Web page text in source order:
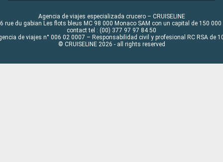
Agencia de viajes especializada crucero – CRUISELINE
rue du gabian Les flots bleus MC 98 000 Monaco SAM con un capital de 150 000
contact tel : (00) 377 97 97 84 50
de viajes n° 006 02 0007 – Responsabilidad civil y profesional RC RSA de
© CRUISELINE 2026 - all rights reserved